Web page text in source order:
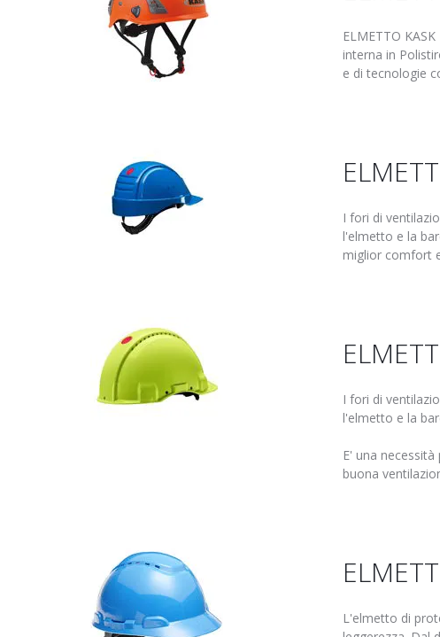
ELMETTO
interna in
e di tecnologie
I fori di
l'elmetto e la
miglior comfort
I fori di
l'elmetto e la
E' una
buona
L'elmetto di